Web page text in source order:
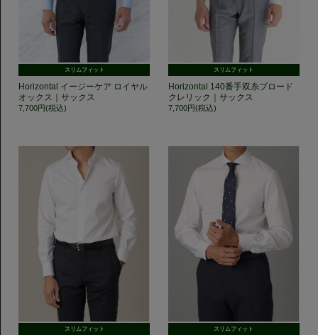
スリムフィット
Horizontal イージーケア ロイヤル
オックス｜サックス
7,700円(税込)
スリムフィット
Horizontal 140番手双糸ブロード
クレリック｜サックス
7,700円(税込)
スリムフィット スリムフィット